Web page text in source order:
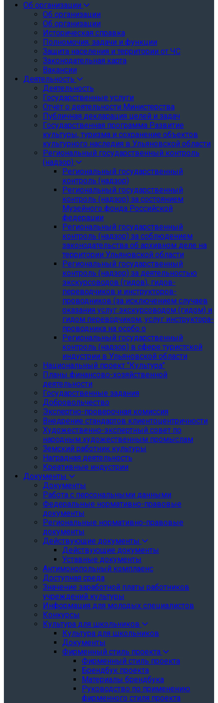
Об организации
Об организации
Об организации
Историческая справка
Полномочия, задачи и функции
Защита населения и территории от ЧС
Законодательная карта
Вакансии
Деятельность
Деятельность
Государственные услуги
Отчёт о деятельности Министерства
Публичная декларация целей и задач
Государственная программа Развитие
культуры, туризма и сохранение объектов
культурного наследия в Ульяновской области
Региональный государственный контроль
(надзор)
Региональный государственный
контроль (надзор)
Региональный государственный
контроль (надзор) за состоянием
Музейного фонда Российской
федерации
Региональный государственный
контроль (надзор) за соблюдением
законодательства об архивном деле на
территории Ульяновской области
Региональный государственный
контроль (надзор) за деятельностью
экскурсоводов (гидов), гидов-
переводчиков и инструкторов-
проводников (за исключением случаев
оказания услуг экскурсоводом (гидом) и
гидом переводчиком, услуг инструктора-
проводника на особо о
Региональный государственный
контроль (надзор) в сфере туристской
индустрии в Ульяновской области
Национальный проект "Культура"
Планы финансово-хозяйственной
деятельности
Государственные задания
Добровольчество
Экспертно-проверочная комиссия
Внедрение стандартов клиентоцентричности
Художественно-экспертный совет по
народным художественным промыслам
Земский работник культуры
Наградная деятельность
Креативные индустрии
Документы
Документы
Работа с персональными данными
Федеральные нормативно-правовые
документы
Региональные нормативно-правовые
документы
Действующие документы
Действующие документы
Уставные документы
Антимонопольный комплаенс
Доступная среда
Значение заработной платы работников
учреждений культуры
Информация для молодых специалистов
Конкурсы
Культура для школьников
Культура для школьников
Документы
Фирменный стиль проекта
Фирменный стиль проекта
Брендбук проекта
Материалы брендбука
Руководство по применению
фирменного стиля проекта